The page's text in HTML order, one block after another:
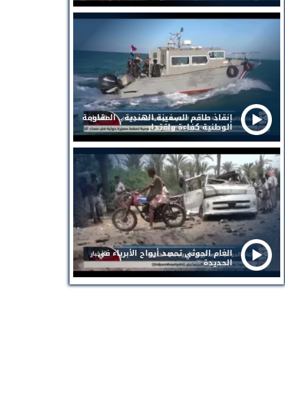
إنقاذ طاقم السفينة الهندية .. المقاومة
الوطنية كفاءة واقتدار
الغام الحوثي تحصد أرواح الأبرياء في
الحديدة